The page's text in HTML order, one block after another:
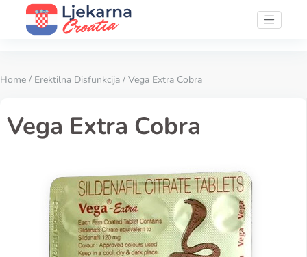
Home / Erektilna Disfunkcija / Vega Extra Cobra
Vega Extra Cobra